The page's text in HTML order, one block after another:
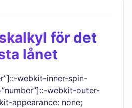
för det
lånet
webkit-inner-spin-
webkit-outer-
appearance: none;